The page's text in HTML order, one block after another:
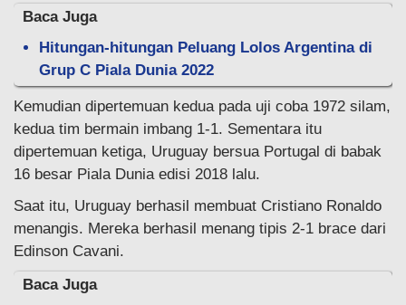
Baca Juga
Hitungan-hitungan Peluang Lolos Argentina di
Grup C Piala Dunia 2022
Kemudian dipertemuan kedua pada uji coba 1972 silam,
kedua tim bermain imbang 1-1. Sementara itu
dipertemuan ketiga, Uruguay bersua Portugal di babak
16 besar Piala Dunia edisi 2018 lalu.
Saat itu, Uruguay berhasil membuat Cristiano Ronaldo
menangis. Mereka berhasil menang tipis 2-1 brace dari
Edinson Cavani.
Baca Juga